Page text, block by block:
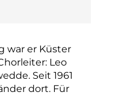
war er Küster
Leo
Seit 1961
dort. Für